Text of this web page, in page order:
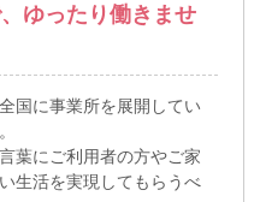
ゆったり働きませ
国に事業所を展開してい
葉にご利用者の方やご家
生活を実現してもらうべ